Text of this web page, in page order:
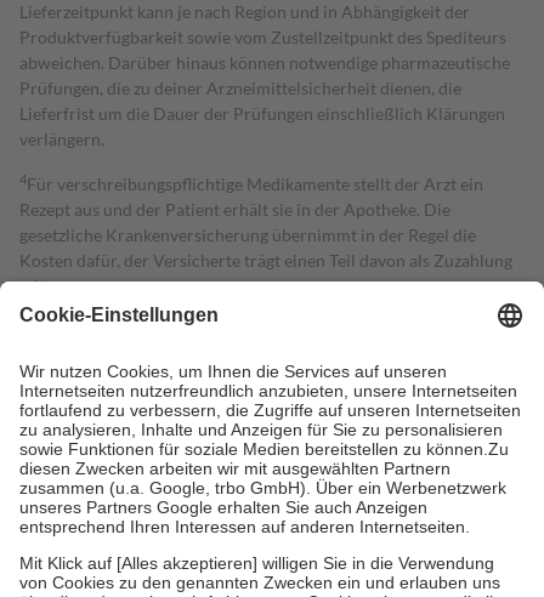
Lieferzeitpunkt kann je nach Region und in Abhängigkeit der
Produktverfügbarkeit sowie vom Zustellzeitpunkt des Spediteurs
abweichen. Darüber hinaus können notwendige pharmazeutische
Prüfungen, die zu deiner Arzneimittelsicherheit dienen, die
Lieferfrist um die Dauer der Prüfungen einschließlich Klärungen
verlängern.
4Für verschreibungspflichtige Medikamente stellt der Arzt ein
Rezept aus und der Patient erhält sie in der Apotheke. Die
gesetzliche Krankenversicherung übernimmt in der Regel die
Kosten dafür, der Versicherte trägt einen Teil davon als Zuzahlung
mit.
Grundsätzlich leisten Mitglieder Zuzahlungen in Höhe von zehn
höchstens zehn Euro.
Es sind jedoch nie mehr als die tatsächlichen
Kosten der Leistung zu entrichten.
Diese Regeln gelten grundsätzlich auch für Online-Apotheken.
Bei Heilmitteln und häuslicher Krankenpflege beträgt die
Zuzahlung zehn Prozent der Kosten sowie zehn Euro je
Verordnung.
Um das Engagement der Versicherten für ihre eigene Gesundheit zu
stärken und die besondere Stellung der Familie zu unterstützen,
fallenkeine Zuzahlungenan bei:
• Kindern und Jugendlichen bis zum vollendeten 18. Lebensjahr